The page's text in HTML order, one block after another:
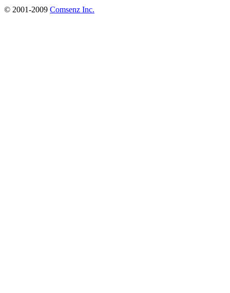
© 2001-2009 Comsenz Inc.